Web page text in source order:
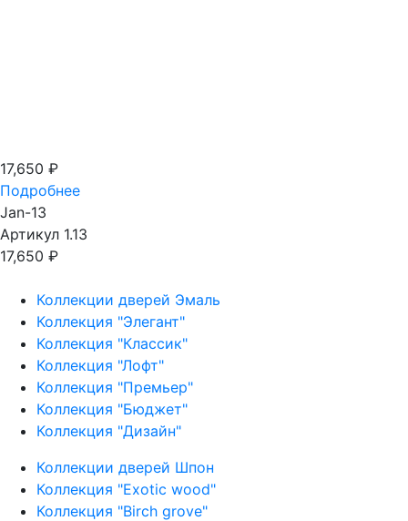
17,650 ₽
Подробнее
Jan-13
Артикул 1.13
17,650 ₽
Коллекции дверей Эмаль
Коллекция "Элегант"
Коллекция "Классик"
Коллекция "Лофт"
Коллекция "Премьер"
Коллекция "Бюджет"
Коллекция "Дизайн"
Коллекции дверей Шпон
Коллекция "Exotic wood"
Коллекция "Birch grove"